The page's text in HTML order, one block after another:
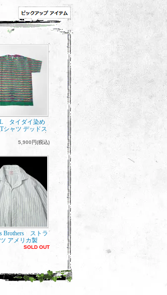
タイダイ染め
シャツ デッドス
5,900円(税込)
Brothers ストラ
アメリカ製
SOLD OUT